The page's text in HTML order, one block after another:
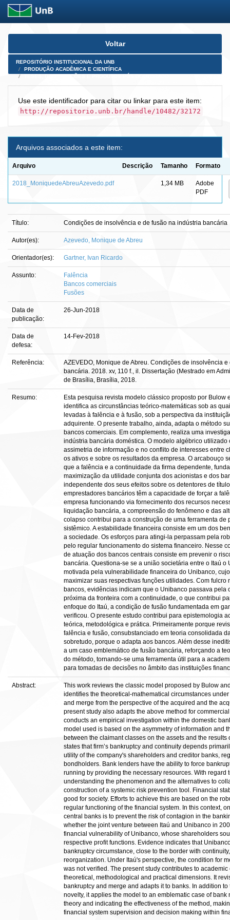
Skip
Voltar
REPOSITÓRIO INSTITUCIONAL DA UNB
PRODUÇÃO ACADÊMICA E CIENTÍFICA
Use este identificador para citar ou linkar para este item:
http://repositorio.unb.br/handle/10482/32172
Arquivos associados a este item:
Arquivo Descrição Tamanho Formato
2018_MoniquedeAbreuAzevedo.pdf 1,34 MB
Adobe
PDF
Título: Condições de insolvência e de fusão na indústria bancária
Autor(es): Azevedo, Monique de Abreu
Orientador(es): Gartner, Ivan Ricardo
Assunto:
Falência
Bancos comerciais
Fusões
Data de
publicação:
26-Jun-2018
Data de
defesa:
14-Fev-2018
Referência:
AZEVEDO, Monique de Abreu. Condições de insolvência
bancária. 2018. xv, 110 f., il. Dissertação (Mestrado em
de Brasília, Brasília, 2018.
Resumo:
Esta pesquisa revista modelo clássico proposto por Bulow
identifica as circunstâncias teórico-matemáticas sob as
levadas à falência e à fusão, sob a perspectiva da
adquirente. O presente trabalho, ainda, adapta o método
bancos comerciais. Em complemento, realiza uma
indústria bancária doméstica. O modelo algébrico utilizado
assimetria de informação e no conflito de interesses entre
os ativos e sobre os resultados da empresa. O arcabouço
que a falência e a continuidade da firma dependente,
maximização da utilidade conjunta dos acionistas e dos
independente dos seus efeitos sobre os detentores de
emprestadores bancários têm a capacidade de forçar a
empresa funcionando via fornecimento dos recursos
liquidação bancária, a compreensão do fenômeno e das
colapso contribui para a construção de uma ferramenta de
sistêmico. A estabilidade financeira consiste em um dos
a sociedade. Os esforços para atingi-la perpassam pela
pelo regular funcionamento do sistema financeiro. Nesse
de atuação dos bancos centrais consiste em prevenir o
bancária. Questiona-se se a união societária entre o Itaú o
motivada pela vulnerabilidade financeira do Unibanco,
maximizar suas respectivas funções utilidades. Com fulcro
bancos, evidências indicam que o Unibanco passava pela
próxima da fronteira com a continuidade, o que contribui
enfoque do Itaú, a condição de fusão fundamentada em
verificou. O presente estudo contribui para epistemologia
teórica, metodológica e prática. Primeiramente porque
falência e fusão, consubstanciado em teoria consolidada
sobretudo, porque o adapta aos bancos. Além desse
a um caso emblemático de fusão bancária, reforçando a
do método, tornando-se uma ferramenta útil para a
para tomadas de decisões no âmbito das instituições
Abstract:
This work reviews the classic model proposed by Bulow
identifies the theoretical-mathematical circumstances
and merge from the perspective of the acquired and the
present study also adapts the above method for
conducts an empirical investigation within the domestic
model used is based on the asymmetry of information and
between the claimant classes on the assets and the results
states that firm’s bankruptcy and continuity depends
utility of the company's shareholders and creditor banks,
bondholders. Bank lenders have the ability to force
running by providing the necessary resources. With regard
understanding the phenomenon and the alternatives to
construction of a systemic risk prevention tool. Financial
good for society. Efforts to achieve this are based on the
regular functioning of the financial system. In this context,
central banks is to prevent the risk of contagion in the
whether the joint venture between Itaú and Unibanco in
financial vulnerability of Unibanco, whose shareholders
respective profit functions. Evidence indicates that
bankruptcy circumstance, close to the border with
reorganization. Under Itaú's perspective, the condition for
was not verified. The present study contributes to
theoretical, methodological and practical dimensions. It
bankruptcy and merge and adapts it to banks. In addition
novelty, it applies the model to an emblematic case of bank
theory and indicating the effectiveness of the method,
financial system supervision and decision making within